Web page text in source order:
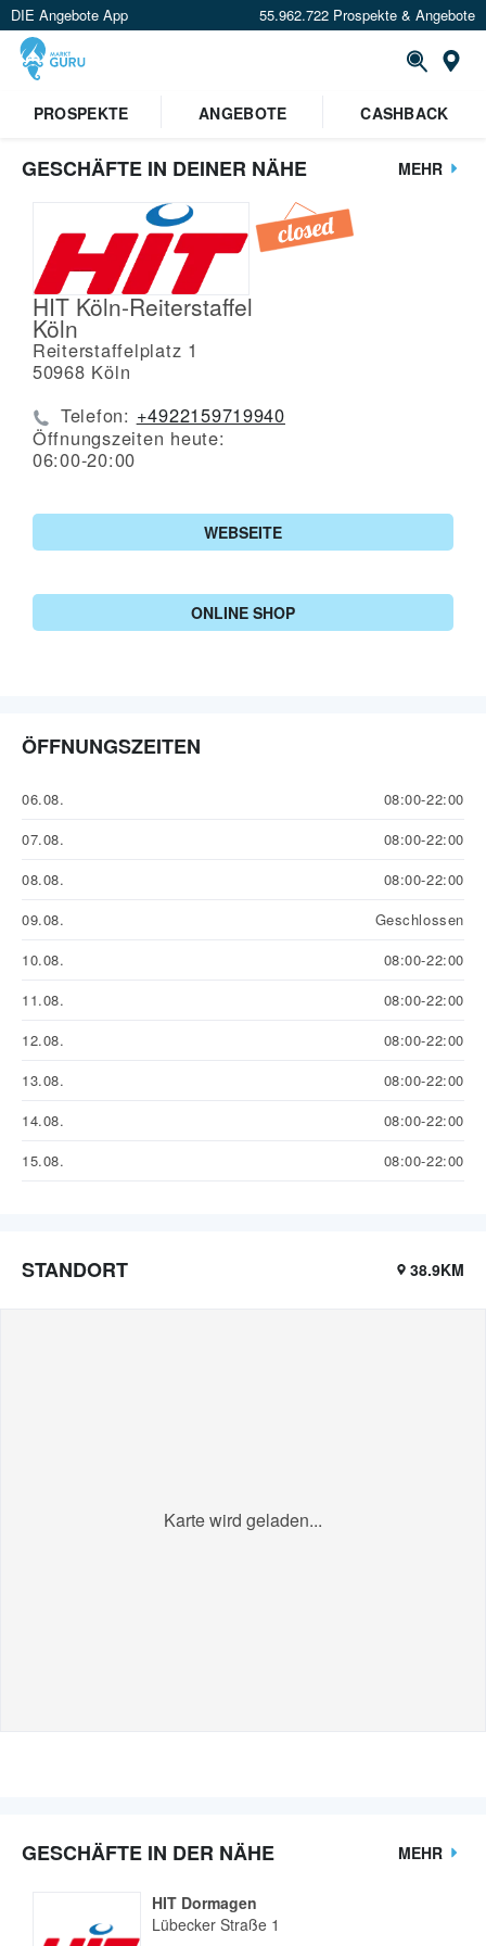
DIE Angebote App 55.962.722 Prospekte & Angebote
PROSPEKTE
ANGEBOTE CASHBACK
GESCHÄFTE IN DEINER NÄHE MEHR
HIT Köln-Reiterstaffel
Köln
Reiterstaffelplatz 1
50968 Köln
Telefon: +4922159719940
Öffnungszeiten heute:
06:00-20:00
WEBSEITE
ONLINE SHOP
ÖFFNUNGSZEITEN
06.08.
08:00-22:00
07.08.
08:00-22:00
08.08.
08:00-22:00
09.08.
Geschlossen
10.08.
08:00-22:00
11.08.
08:00-22:00
12.08.
08:00-22:00
13.08.
08:00-22:00
14.08.
08:00-22:00
15.08.
08:00-22:00
STANDORT 38.9KM
Karte wird geladen...
GESCHÄFTE IN DER NÄHE MEHR
HIT Dormagen
Lübecker Straße 1